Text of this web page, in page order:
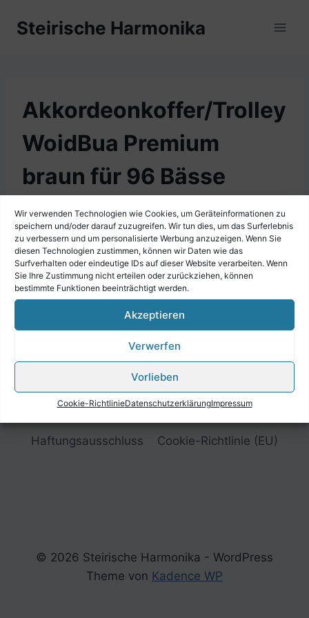
Wir verwenden Technologien wie Cookies, um Geräteinformationen zu
speichern und/oder darauf zuzugreifen. Wir tun dies, um das Surferlebnis
zu verbessern und um personalisierte Werbung anzuzeigen. Wenn Sie
diesen Technologien zustimmen, können wir Daten wie das
Surfverhalten oder eindeutige IDs auf dieser Website verarbeiten. Wenn
Sie Ihre Zustimmung nicht erteilen oder zurückziehen, können
bestimmte Funktionen beeinträchtigt werden.
Akzeptieren
Verwerfen
Vorlieben
Cookie-RichtlinieDatenschutzerklärungImpressum
InhaltSteirische Harmonika
Akkordeonkoffer/Trolley
WoidBua Premium
braun für 96 Bässe
Haftungsausschluss
Cookie-Richtlinie (EU)
© 2026 Steirische Harmonika - WordPress
Theme von Kadence WP